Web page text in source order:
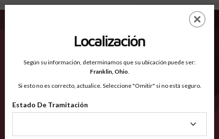
Falls TX - Condados Reconocidos
EN
Condados Reconocidos
2600
Localización
Según su información, determinamos que su ubicación puede ser:
Franklin, Ohio.
Si esto no es correcto, actualice. Seleccione "Omitir" si no está seguro.
Estado De Tramitación
Tramitación